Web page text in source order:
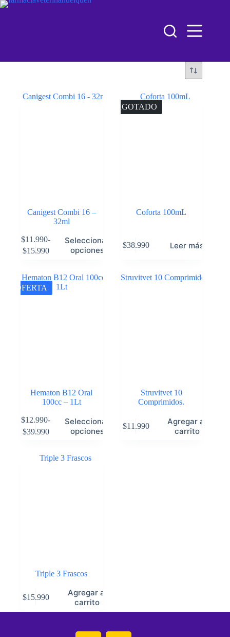
Canigest Combi 16 –
32ml
$11.990-
$15.990
Seleccionar
opciones
AGOTADO
Coforta 100mL
$38.990 Leer más
OFERTA
Hematon B12 Oral
100cc – 1Lt
$12.990-
$39.990
Seleccionar
opciones
Struvitvet 10
Comprimidos.
$11.990
Agregar al
carrito
Triple 3 Frascos
$15.990
Agregar al
carrito